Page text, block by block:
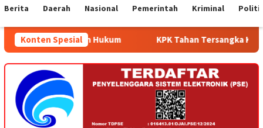
Mobile
Berita Daerah Nasional Pemerintah Kriminal
Konten Spesial
Hukum KPK Tahan Tersangka Korupsi Terkait